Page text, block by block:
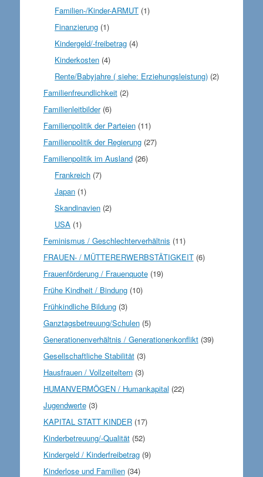
Familien-/Kinder-ARMUT (1)
Finanzierung (1)
Kindergeld/-freibetrag (4)
Kinderkosten (4)
Rente/Babyjahre ( siehe: Erziehungsleistung) (2)
Familienfreundlichkeit(2)
Familienleitbilder(6)
Familienpolitik der Parteien(11)
Familienpolitik der Regierung(27)
Familienpolitik im Ausland(26)
Frankreich (7)
Japan (1)
Skandinavien (2)
USA (1)
Feminismus / Geschlechterverhältnis (11)
FRAUEN- / MÜTTERERWERBSTÄTIGKEIT(6)
Frauenförderung / Frauenquote(19)
Frühe Kindheit / Bindung(10)
Frühkindliche Bildung(3)
Ganztagsbetreuung/Schulen(5)
Generationenverhältnis / Generationenkonflikt(39)
Gesellschaftliche Stabilität(3)
Hausfrauen / Vollzeiteltern(3)
HUMANVERMÖGEN / Humankapital (22)
Jugendwerte(3)
KAPITAL STATT KINDER(17)
Kinderbetreuung/-Qualität(52)
Kindergeld / Kinderfreibetrag(9)
Kinderlose und Familien(34)